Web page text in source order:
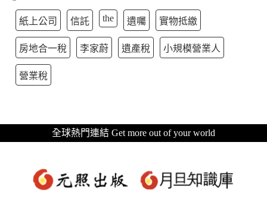
紙上公司 信託 the 遺囑 實物抵繳
房地合一稅 李家蔚 遺產稅 小規模營業人
營業稅
全球熱門連結 Get more out of your world